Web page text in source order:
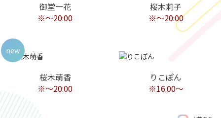
御堂一花
※〜20:00
桜木莉子
※～20:00
桜木萌香
※～20:00
new
りこぽん
※16:00～